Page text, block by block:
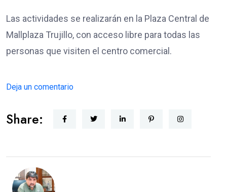
Las actividades se realizarán en la Plaza Central de
Mallplaza Trujillo, con acceso libre para todas las
personas que visiten el centro comercial.
Deja un comentario
Share: